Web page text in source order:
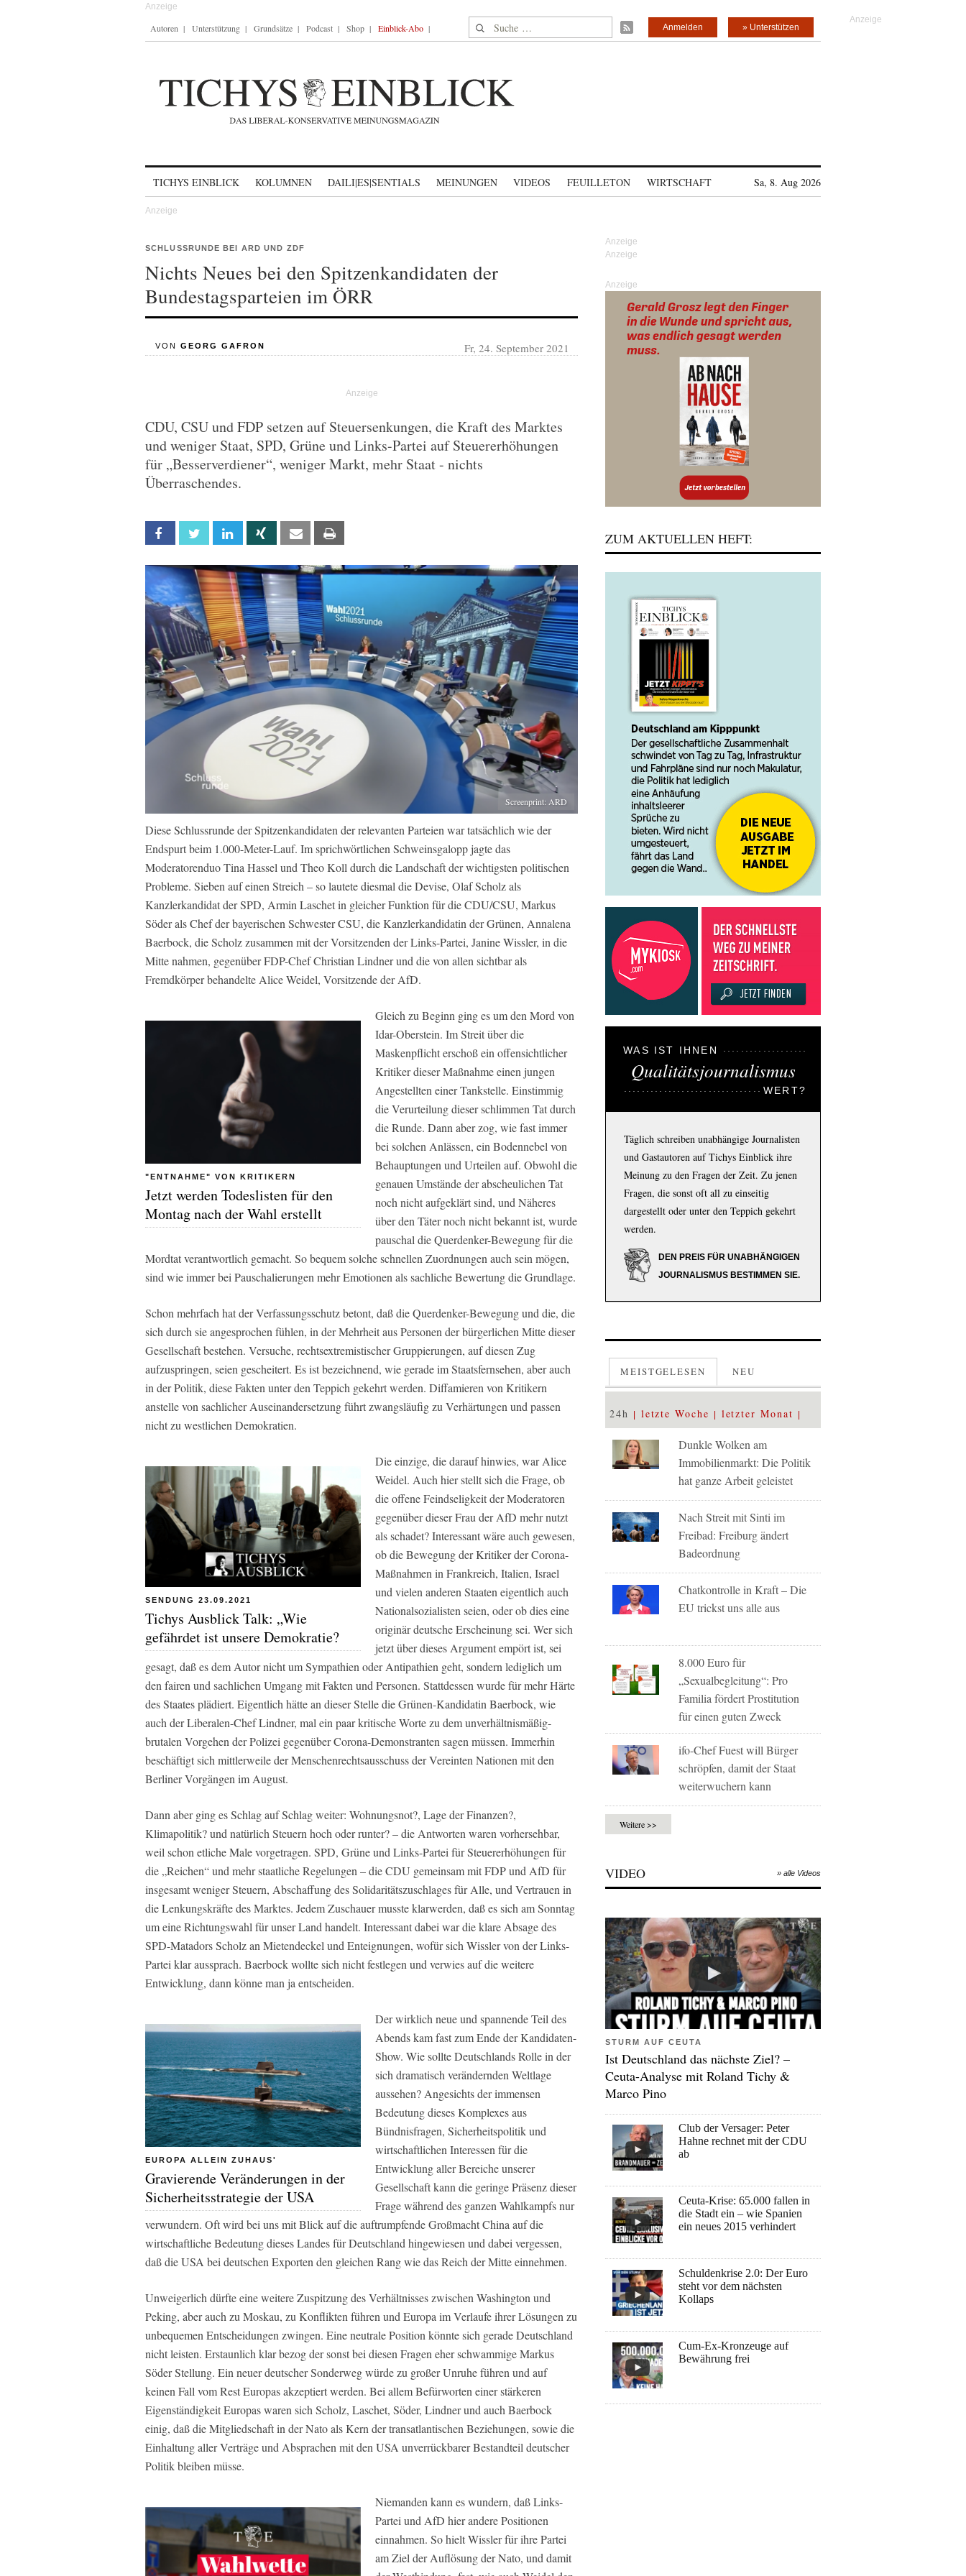
Autoren Unterstützung Grundsätze Podcast Shop Einblick-Abo Suche nach: » Unterstützen
Anmelden
TICHYS EINBLICK KOLUMNEN DAILI|ES|SENTIALS MEINUNGEN VIDEOS FEUILLETON WIRTSCHAFT Sa, 8. Aug 2026
SCHLUSSRUNDE BEI ARD UND ZDF
Nichts Neues bei den Spitzenkandidaten der
Bundestagsparteien im ÖRR
VON GEORG GAFRON Fr, 24. September 2021
CDU, CSU und FDP setzen auf Steuersenkungen, die Kraft des Marktes
und weniger Staat, SPD, Grüne und Links-Partei auf Steuererhöhungen
für „Besserverdiener“, weniger Markt, mehr Staat - nichts
Überraschendes.
Facebook Twitter Linkedin Xing Email
Screenprint: ARD
Diese Schlussrunde der Spitzenkandidaten der relevanten Parteien war tatsächlich wie der
Endspurt beim 1.000-Meter-Lauf. Im sprichwörtlichen Schweinsgalopp jagte das
Moderatorenduo Tina Hassel und Theo Koll durch die Landschaft der wichtigsten politischen
Probleme. Sieben auf einen Streich – so lautete diesmal die Devise, Olaf Scholz als
Kanzlerkandidat der SPD, Armin Laschet in gleicher Funktion für die CDU/CSU, Markus
Söder als Chef der bayerischen Schwester CSU, die Kanzlerkandidatin der Grünen, Annalena
Baerbock, die Scholz zusammen mit der Vorsitzenden der Links-Partei, Janine Wissler, in die
Mitte nahmen, gegenüber FDP-Chef Christian Lindner und die von allen sichtbar als
Fremdkörper behandelte Alice Weidel, Vorsitzende der AfD.
"ENTNAHME" VON KRITIKERN
Jetzt werden Todeslisten für den
Montag nach der Wahl erstellt
Gleich zu Beginn ging es um den Mord von
Idar-Oberstein. Im Streit über die
Maskenpflicht erschoß ein offensichtlicher
Kritiker dieser Maßnahme einen jungen
Angestellten einer Tankstelle. Einstimmig
die Verurteilung dieser schlimmen Tat durch
die Runde. Dann aber zog, wie fast immer
bei solchen Anlässen, ein Bodennebel von
Behauptungen und Urteilen auf. Obwohl die
genauen Umstände der abscheulichen Tat
noch nicht aufgeklärt sind, und Näheres
über den Täter noch nicht bekannt ist, wurde
pauschal die Querdenker-Bewegung für die
Mordtat verantwortlich gemacht. So bequem solche schnellen Zuordnungen auch sein mögen,
sind wie immer bei Pauschalierungen mehr Emotionen als sachliche Bewertung die Grundlage.
Schon mehrfach hat der Verfassungsschutz betont, daß die Querdenker-Bewegung und die, die
sich durch sie angesprochen fühlen, in der Mehrheit aus Personen der bürgerlichen Mitte dieser
Gesellschaft bestehen. Versuche, rechtsextremistischer Gruppierungen, auf diesen Zug
aufzuspringen, seien gescheitert. Es ist bezeichnend, wie gerade im Staatsfernsehen, aber auch
in der Politik, diese Fakten unter den Teppich gekehrt werden. Diffamieren von Kritikern
anstelle von sachlicher Auseinandersetzung führt zwangsläufig zu Verhärtungen und passen
nicht zu westlichen Demokratien.
SENDUNG 23.09.2021
Tichys Ausblick Talk: „Wie
gefährdet ist unsere Demokratie?
Die einzige, die darauf hinwies, war Alice
Weidel. Auch hier stellt sich die Frage, ob
die offene Feindseligkeit der Moderatoren
gegenüber dieser Frau der AfD mehr nutzt
als schadet? Interessant wäre auch gewesen,
ob die Bewegung der Kritiker der Corona-
Maßnahmen in Frankreich, Italien, Israel
und vielen anderen Staaten eigentlich auch
Nationalsozialisten seien, oder ob dies eine
originär deutsche Erscheinung sei. Wer sich
jetzt über dieses Argument empört ist, sei
gesagt, daß es dem Autor nicht um Sympathien oder Antipathien geht, sondern lediglich um
den fairen und sachlichen Umgang mit Fakten und Personen. Stattdessen wurde für mehr Härte
des Staates plädiert. Eigentlich hätte an dieser Stelle die Grünen-Kandidatin Baerbock, wie
auch der Liberalen-Chef Lindner, mal ein paar kritische Worte zu dem unverhältnismäßig-
brutalen Vorgehen der Polizei gegenüber Corona-Demonstranten sagen müssen. Immerhin
beschäftigt sich mittlerweile der Menschenrechtsausschuss der Vereinten Nationen mit den
Berliner Vorgängen im August.
Dann aber ging es Schlag auf Schlag weiter: Wohnungsnot?, Lage der Finanzen?,
Klimapolitik? und natürlich Steuern hoch oder runter? – die Antworten waren vorhersehbar,
weil schon etliche Male vorgetragen. SPD, Grüne und Links-Partei für Steuererhöhungen für
die „Reichen“ und mehr staatliche Regelungen – die CDU gemeinsam mit FDP und AfD für
insgesamt weniger Steuern, Abschaffung des Solidaritätszuschlages für Alle, und Vertrauen in
die Lenkungskräfte des Marktes. Jedem Zuschauer musste klarwerden, daß es sich am Sonntag
um eine Richtungswahl für unser Land handelt. Interessant dabei war die klare Absage des
SPD-Matadors Scholz an Mietendeckel und Enteignungen, wofür sich Wissler von der Links-
Partei klar aussprach. Baerbock wollte sich nicht festlegen und verwies auf die weitere
Entwicklung, dann könne man ja entscheiden.
EUROPA ALLEIN ZUHAUS'
Gravierende Veränderungen in der
Sicherheitsstrategie der USA
Der wirklich neue und spannende Teil des
Abends kam fast zum Ende der Kandidaten-
Show. Wie sollte Deutschlands Rolle in der
sich dramatisch verändernden Weltlage
aussehen? Angesichts der immensen
Bedeutung dieses Komplexes aus
Bündnisfragen, Sicherheitspolitik und
wirtschaftlichen Interessen für die
Entwicklung aller Bereiche unserer
Gesellschaft kann die geringe Präsenz dieser
Frage während des ganzen Wahlkampfs nur
verwundern. Oft wird bei uns mit Blick auf die auftrumpfende Großmacht China auf die
wirtschaftliche Bedeutung dieses Landes für Deutschland hingewiesen und dabei vergessen,
daß die USA bei deutschen Exporten den gleichen Rang wie das Reich der Mitte einnehmen.
Unweigerlich dürfte eine weitere Zuspitzung des Verhältnisses zwischen Washington und
Peking, aber auch zu Moskau, zu Konflikten führen und Europa im Verlaufe ihrer Lösungen zu
unbequemen Entscheidungen zwingen. Eine neutrale Position könnte sich gerade Deutschland
nicht leisten. Erstaunlich klar bezog der sonst bei diesen Fragen eher schwammige Markus
Söder Stellung. Ein neuer deutscher Sonderweg würde zu großer Unruhe führen und auf
keinen Fall vom Rest Europas akzeptiert werden. Bei allem Befürworten einer stärkeren
Eigenständigkeit Europas waren sich Scholz, Laschet, Söder, Lindner und auch Baerbock
einig, daß die Mitgliedschaft in der Nato als Kern der transatlantischen Beziehungen, sowie die
Einhaltung aller Verträge und Absprachen mit den USA unverrückbarer Bestandteil deutscher
Politik bleiben müsse.
Niemanden kann es wundern, daß Links-
Partei und AfD hier andere Positionen
einnahmen. So hielt Wissler für ihre Partei
am Ziel der Auflösung der Nato, und damit
Anzeige
ZUM AKTUELLEN HEFT:
WAS IST IHNEN
Qualitätsjournalismus
WERT?
Täglich schreiben unabhängige Journalisten
und Gastautoren auf Tichys Einblick ihre
Meinung zu den Fragen der Zeit. Zu jenen
Fragen, die sonst oft all zu einseitig
dargestellt oder unter den Teppich gekehrt
werden.
DEN PREIS FÜR UNABHÄNGIGEN
JOURNALISMUS BESTIMMEN SIE.
MEISTGELESEN NEU
24h letzte Woche letzter Monat
Dunkle Wolken am
Immobilienmarkt: Die Politik
hat ganze Arbeit geleistet
Nach Streit mit Sinti im
Freibad: Freiburg ändert
Badeordnung
Chatkontrolle in Kraft – Die
EU trickst uns alle aus
8.000 Euro für
„Sexualbegleitung“: Pro
Familia fördert Prostitution
für einen guten Zweck
ifo-Chef Fuest will Bürger
schröpfen, damit der Staat
weiterwuchern kann
Weitere >>
VIDEO » alle Videos
STURM AUF CEUTA
Ist Deutschland das nächste Ziel? –
Ceuta-Analyse mit Roland Tichy &
Marco Pino
Club der Versager: Peter
Hahne rechnet mit der CDU
ab
Ceuta-Krise: 65.000 fallen in
die Stadt ein – wie Spanien
ein neues 2015 verhindert
Schuldenkrise 2.0: Der Euro
steht vor dem nächsten
Kollaps
Cum-Ex-Kronzeuge auf
Bewährung frei